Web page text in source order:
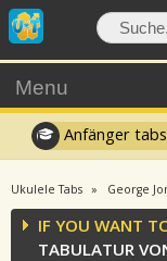
Menu
Anfänger tabs
Ukulele Tabs George
IF YOU WANT
TABULATUR